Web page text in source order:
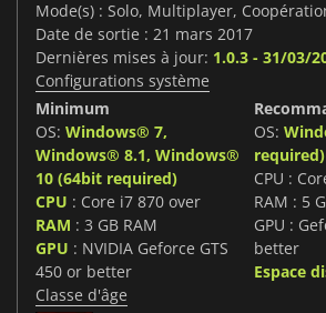
Mode(s) : Solo, Multiplayer,
Date de sortie : 21 mars 2017
Dernières mises à jour: 1.0.3 - 31/03/
Configurations système
Minimum
OS: Windows® 7,
Windows® 8.1, Windows®
10 (64bit required)
CPU : Core i7 870 over
RAM : 3 GB RAM
GPU : NVIDIA Geforce GTS
450 or better
OS:
required)
CPU :
RAM : 5
GPU :
better
Espace
Classe d'âge